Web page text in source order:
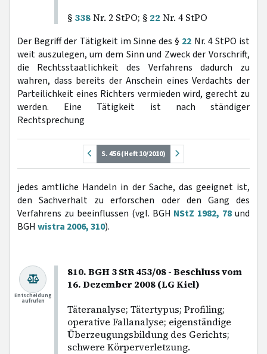
§ 338Nr. 2 StPO; § 22 Nr. 4 StPO
Der Begriff der Tätigkeit im Sinne des § 22 Nr. 4 StPO ist
weit auszulegen, um dem Sinn und Zweck der Vorschrift,
die Rechtsstaatlichkeit des Verfahrens dadurch zu
wahren, dass bereits der Anschein eines Verdachts der
Parteilichkeit eines Richters vermieden wird, gerecht zu
werden. Eine Tätigkeit ist nach ständiger
Rechtsprechung
S. 456 (Heft 10/2010)
jedes amtliche Handeln in der Sache, das geeignet ist,
den Sachverhalt zu erforschen oder den Gang des
Verfahrens zu beeinflussen (vgl. BGH NStZ 1982, 78 und
BGH wistra 2006, 310).
810. BGH 3 StR 453/08 - Beschluss vom
16. Dezember 2008 (LG Kiel)
Täteranalyse; Tätertypus; Profiling;
operative Fallanalyse; eigenständige
Überzeugungsbildung des Gerichts;
schwere Körperverletzung.
Entscheidung
aufrufen